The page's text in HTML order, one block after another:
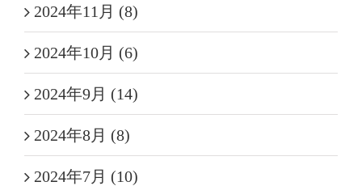
2024年11月 (8)
2024年10月 (6)
2024年9月 (14)
2024年8月 (8)
2024年7月 (10)